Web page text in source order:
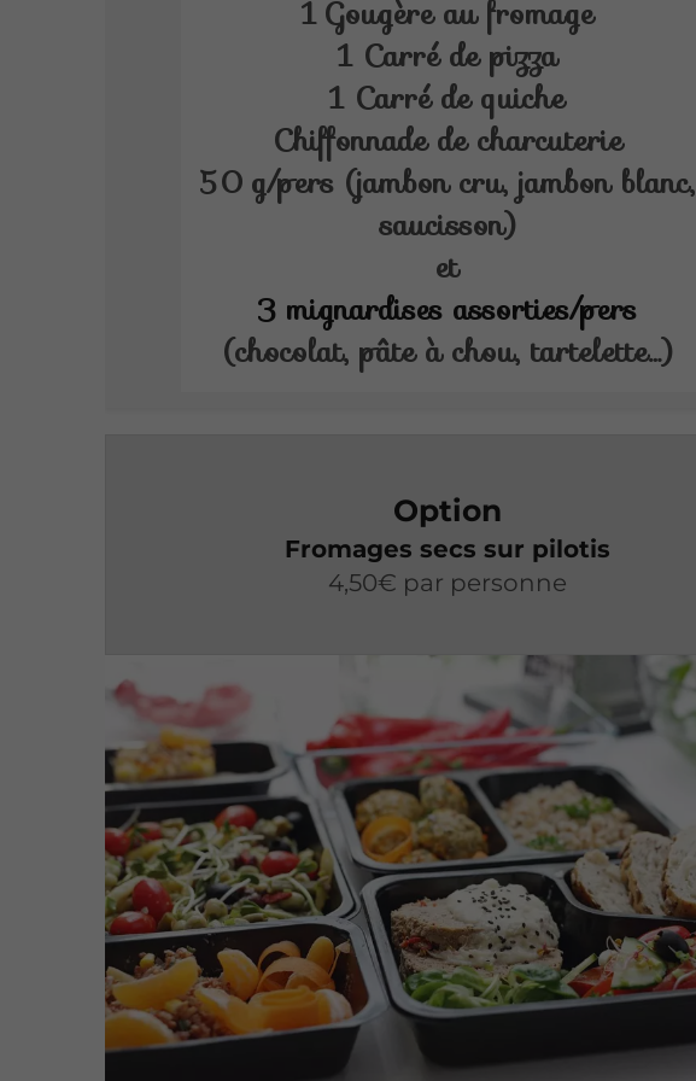
1 Gougère au fromage
1 Carré de pizza
1 Carré de quiche
Chiffonnade de charcuterie
50 g/pers (jambon cru, jambon blanc,
saucisson)
et
3 mignardises assorties/pers
(chocolat, pâte à chou, tartelette…)
Option
Fromages secs sur pilotis
4,50€ par personne